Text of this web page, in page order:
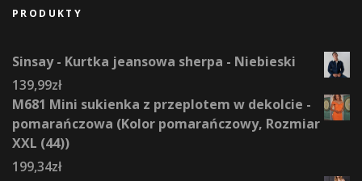
PRODUKTY
Sinsay - Kurtka jeansowa sherpa - Niebieski
139,99zł
M681 Mini sukienka z przeplotem w dekolcie -
pomarańczowa (Kolor pomarańczowy, Rozmiar
XXL (44))
199,34zł